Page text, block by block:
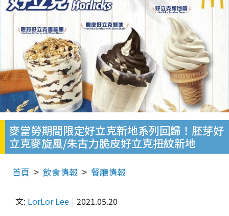
麥當勞期間限定好立克新地系列回歸！胚芽好
立克麥旋風/朱古力脆皮好立克扭紋新地
首頁 飲食情報 餐廳情報
文: LorLor Lee 2021.05.20